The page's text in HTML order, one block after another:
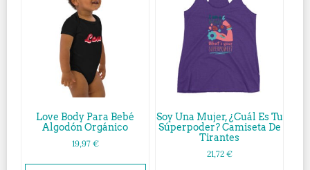
Love Body Para Bebé
Algodón Orgánico
19,97 €
Soy Una Mujer, ¿cuál Es Tu
Súperpoder? Camiseta De
Tirantes
21,72 €